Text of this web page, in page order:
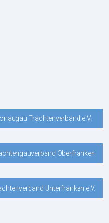
Trachtenverband e.V.
Oberfranken
Unterfranken e.V.